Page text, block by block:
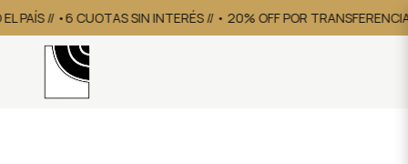
// •6 CUOTAS SIN INTERÉS // • 20% OFF POR TRANSFERENCIA